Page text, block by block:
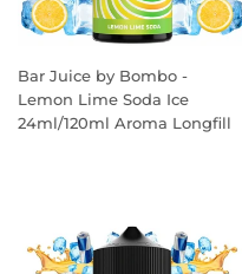
Bar Juice by Bombo -
Lemon Lime Soda Ice
24ml/120ml Aroma Longfill